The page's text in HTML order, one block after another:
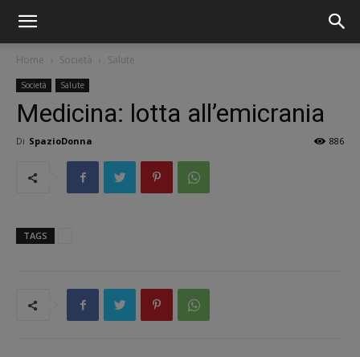
Home Società Salute
Società Salute
Medicina: lotta all’emicrania
Di SpazioDonna 886
TAGS